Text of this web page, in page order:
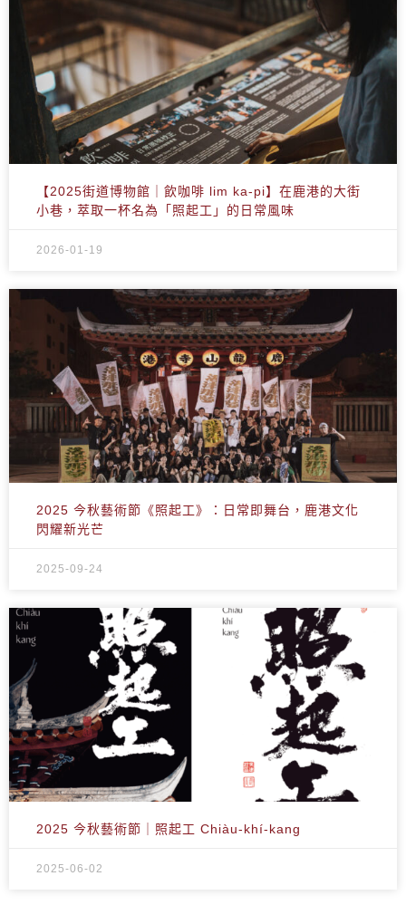
【2025街道博物館｜飲咖啡 lim ka-pi】在鹿港的大街
小巷，萃取一杯名為「照起工」的日常風味
2026-01-19
2025 今秋藝術節《照起工》：日常即舞台，鹿港文化
閃耀新光芒
2025-09-24
2025 今秋藝術節｜照起工 Chiàu-khí-kang
2025-06-02